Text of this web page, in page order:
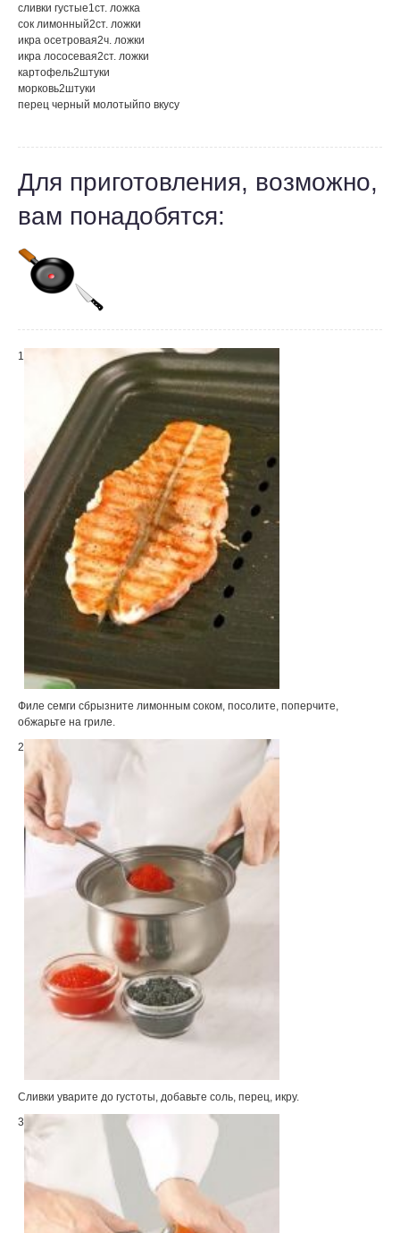
сливки густые1ст. ложка
сок лимонный2ст. ложки
икра осетровая2ч. ложки
икра лососевая2ст. ложки
картофель2штуки
морковь2штуки
перец черный молотыйпо вкусу
Для приготовления, возможно,
вам понадобятся:
1
Филе семги сбрызните лимонным соком, посолите, поперчите,
обжарьте на гриле.
2
Сливки уварите до густоты, добавьте соль, перец, икру.
3